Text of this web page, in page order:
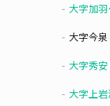
大字加
大字今泉
大字秀安
大字上